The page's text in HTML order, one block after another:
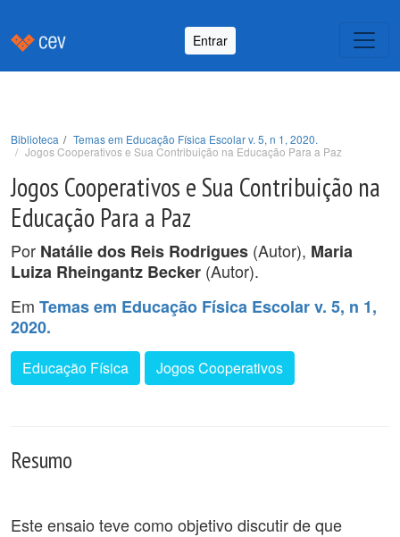
Entrar
Biblioteca
Temas em Educação Física Escolar v. 5, n 1, 2020.
Jogos Cooperativos e Sua Contribuição na Educação Para a Paz
Jogos Cooperativos e Sua Contribuição na
Educação Para a Paz
Por Natálie dos Reis Rodrigues (Autor), Maria
Luiza Rheingantz Becker (Autor).
Em Temas em Educação Física Escolar v. 5, n 1,
2020.
Educação Física Jogos Cooperativos
Resumo
Este ensaio teve como objetivo discutir de que